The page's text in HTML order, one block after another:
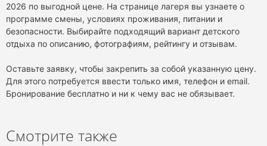
2026 по выгодной цене. На странице лагеря вы узнаете о
программе смены, условиях проживания, питании и
безопасности. Выбирайте подходящий вариант детского
отдыха по описанию, фотографиям, рейтингу и отзывам.
Оставьте заявку, чтобы закрепить за собой указанную цену.
Для этого потребуется ввести только имя, телефон и email.
Бронирование бесплатно и ни к чему вас не обязывает.
Смотрите также